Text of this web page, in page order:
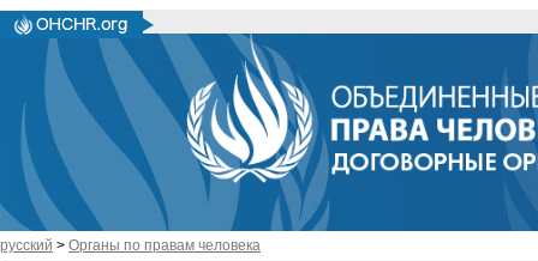
русский > Органы по правам человека